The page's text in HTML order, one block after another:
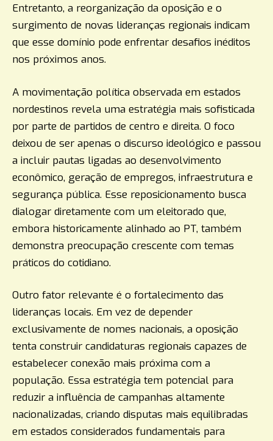
Entretanto, a reorganização da oposição e o
surgimento de novas lideranças regionais indicam
que esse domínio pode enfrentar desafios inéditos
nos próximos anos.
A movimentação política observada em estados
nordestinos revela uma estratégia mais sofisticada
por parte de partidos de centro e direita. O foco
deixou de ser apenas o discurso ideológico e passou
a incluir pautas ligadas ao desenvolvimento
econômico, geração de empregos, infraestrutura e
segurança pública. Esse reposicionamento busca
dialogar diretamente com um eleitorado que,
embora historicamente alinhado ao PT, também
demonstra preocupação crescente com temas
práticos do cotidiano.
Outro fator relevante é o fortalecimento das
lideranças locais. Em vez de depender
exclusivamente de nomes nacionais, a oposição
tenta construir candidaturas regionais capazes de
estabelecer conexão mais próxima com a
população. Essa estratégia tem potencial para
reduzir a influência de campanhas altamente
nacionalizadas, criando disputas mais equilibradas
em estados considerados fundamentais para